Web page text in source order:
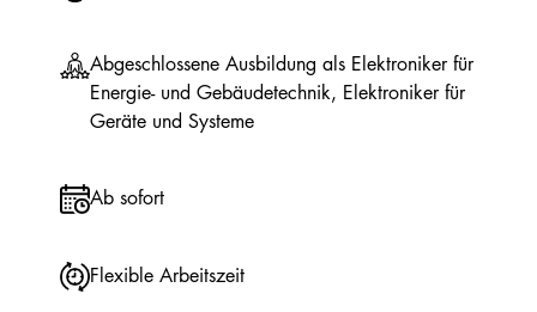
Abgeschlossene Ausbildung als Elektroniker für
Energie- und Gebäudetechnik, Elektroniker für
Geräte und Systeme
Ab sofort
Flexible Arbeitszeit